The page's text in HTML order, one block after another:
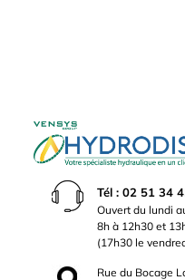
Tél : 02 51 34
Ouvert du lundi
8h à 12h30 et
(17h30 le
Rue du Bocage